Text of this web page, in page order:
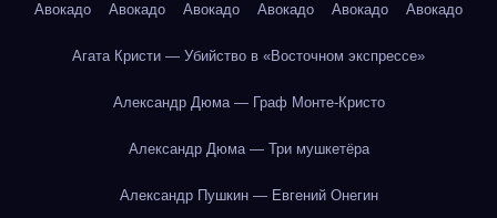
Авокадо Авокадо Авокадо Авокадо Авокадо Авокадо
Агата Кристи — Убийство в «Восточном экспрессе»
Александр Дюма — Граф Монте-Кристо
Александр Дюма — Три мушкетёра
Александр Пушкин — Евгений Онегин